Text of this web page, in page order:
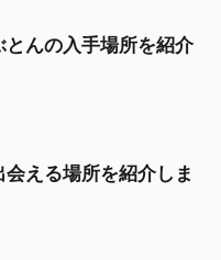
んの入手場所を紹介
える場所を紹介しま